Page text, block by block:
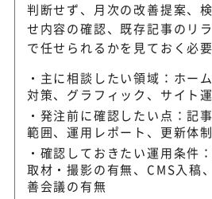
判断せず、月次の改善提案、
せ内容の確認、既存記事のリ
で任せられるかを見ておく必
主に相談したい領域：ホー
対策、グラフィック、サイト
発注前に確認したい点：記
範囲、運用レポート、更新体制
確認しておきたい運用条件
取材・撮影の有無、CMS入稿
善会議の有無